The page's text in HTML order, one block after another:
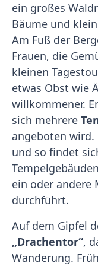
ein großes
Bäume und
Am Fuß der
Frauen, die
kleinen
etwas Obst wie
willkommener.
sich mehrere
angeboten wird.
und so findet
ein oder andere
durchführt.
Auf dem Gipfel
„Drachentor“,
Wanderung.